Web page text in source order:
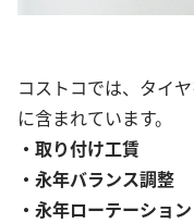
コストコでは、タイ
に含まれています。
・取り付け工賃
・永年バランス調整
・永年ローテーション